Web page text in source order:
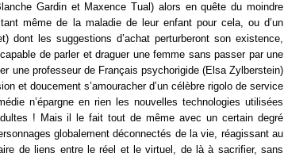
Gardin et Maxence Tual) alors en quête du moindre
même de la maladie de leur enfant pour cela, ou d’un
dont les suggestions d’achat perturberont son existence,
de parler et draguer une femme sans passer par une
une professeur de Français psychorigide (Elsa Zylberstein)
et doucement s’amouracher d’un célèbre rigolo de service
n’épargne en rien les nouvelles technologies utilisées
! Mais il le fait tout de même avec un certain degré
globalement déconnectés de la vie, réagissant au
de liens entre le réel et le virtuel, de là à sacrifier, sans